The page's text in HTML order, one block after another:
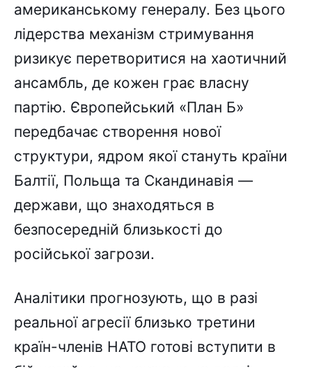
американському генералу. Без цього
лідерства механізм стримування
ризикує перетворитися на хаотичний
ансамбль, де кожен грає власну
партію. Європейський «План Б»
передбачає створення нової
структури, ядром якої стануть країни
Балтії, Польща та Скандинавія —
держави, що знаходяться в
безпосередній близькості до
російської загрози.
Аналітики прогнозують, що в разі
реальної агресії близько третини
країн-членів НАТО готові вступити в